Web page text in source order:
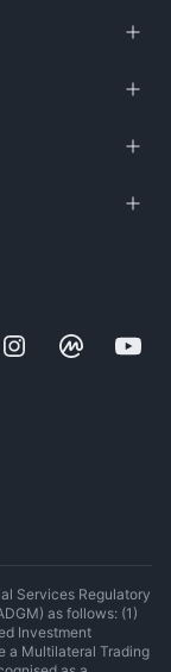
Services Regulatory
as follows: (1)
Investment
a Multilateral Trading